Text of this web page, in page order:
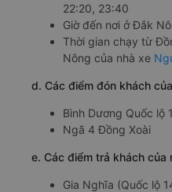
22:20, 23:40
Giờ đến nơi ở Đắk
Thời gian chạy từ
Nông của nhà xe
d. Các điểm đón khách
Bình Dương Quốc lộ
Ngã 4 Đồng Xoài
e. Các điểm trả khách của
Gia Nghĩa (Quốc lộ